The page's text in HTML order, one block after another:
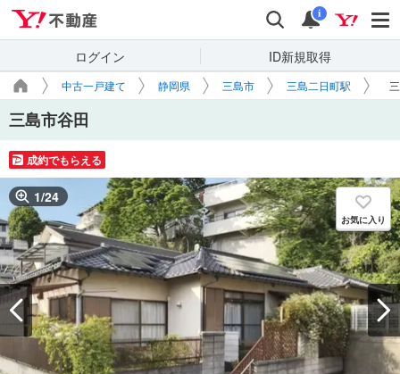
検索 通知
i
ログイン ID新規取得
中古一戸建て 静岡県 三島市 三島二日町駅
三島市谷田
成約でもらえる
1/24
お気に入り